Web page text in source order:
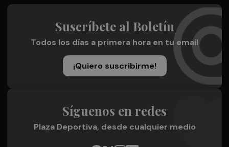
Suscríbete al Boletín
Todos los días a primera hora en tu email
¡Quiero suscribirme!
Síguenos en redes
Plaza Deportiva, desde cualquier medio